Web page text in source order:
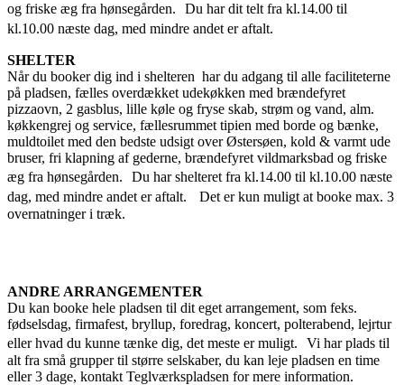
og friske æg fra hønsegården. Du har dit telt fra kl.14.00 til
kl.10.00 næste dag, med mindre andet er aftalt.
SHELTER
Når du booker dig ind i shelteren har du adgang til alle faciliteterne
på pladsen, fælles overdækket udekøkken med brændefyret
pizzaovn, 2 gasblus, lille køle og fryse skab, strøm og vand, alm.
køkkengrej og service, fællesrummet tipien med borde og bænke,
muldtoilet med den bedste udsigt over Østersøen, kold & varmt ude
bruser, fri klapning af gederne, brændefyret vildmarksbad og friske
æg fra hønsegården. Du har shelteret fra kl.14.00 til kl.10.00 næste
dag, med mindre andet er aftalt. Det er kun muligt at booke max. 3
overnatninger i træk.
ANDRE ARRANGEMENTER
Du kan booke hele pladsen til dit eget arrangement, som feks.
fødselsdag, firmafest, bryllup, foredrag, koncert, polterabend, lejrtur
eller hvad du kunne tænke dig, det meste er muligt. Vi har plads til
alt fra små grupper til større selskaber, du kan leje pladsen en time
eller 3 dage, kontakt Teglværkspladsen for mere information.